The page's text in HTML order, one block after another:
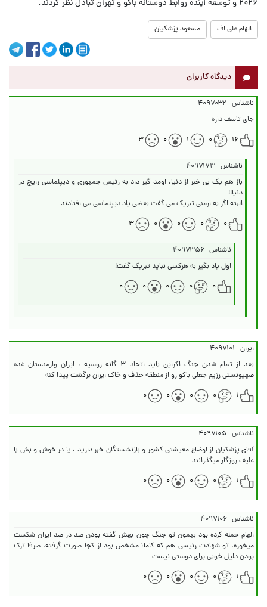
۲۰۲۶ و توسعه آینده روابط دوستانه باکو و تهران تبادل نظر کردند.
الهام علی اف مسعود پزشکیان
دیدگاه کاربران
ناشناس ۴۰۹۷۰۳۲
جای تاسف داره
۱۶
۰ ۱ ۰ ۳
ناشناس ۴۰۹۷۱۷۳
باز هم یک بی خبر از دنیا، اومد گیر داد به رئیس جمهوری و دیپلماسی رایج در
البته اگر به ارمنی تبریک می گفت بعضی یاد دیپلماسی می افتادند
۰
۰ ۰ ۰ ۳
ناشناس ۴۰۹۷۳۵۶
اول یاد بگیر به هرکسی نباید تبریک گفت!
۰
۰ ۰ ۰ ۰
ایران ۴۰۹۷۱۰۱
بعد از تمام شدن جنگ اکراین باید اتحاد ۳ گانه روسیه ، ایران وارمنستان غده
صهیونستی رژیم جعلی باکو رو از منطقه حذف و خاک ایران برگشت پیدا کنه
۱
۰ ۰ ۰ ۰
ناشناس ۴۰۹۷۱۰۵
آقای پزشکیان از اوضاع معیشتی کشور و بازنشستگان خبر دارید ، یا در خوش و بش با
علیف روزگار میگذرانند
۱
۰ ۰ ۰ ۰
ناشناس ۴۰۹۷۱۰۶
الهام حمله کرده بود بهمون تو جنگ چون بهش گفته بودن صد در صد ایران شکست
میخوره. تو شهادت رئیسی هم که کاملا مشخص بود از کجا صورت گرفته. صرفا ترک
بودن دلیل خوبی برای دوستی نیست
۱
۰ ۰ ۰ ۰